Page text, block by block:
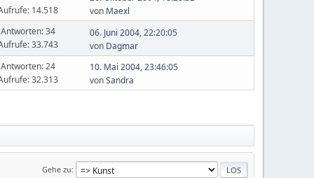
14.518
von Maexl
Antworten: 34
33.743
06. Juni 2004, 22:20:05
von Dagmar
Antworten: 24
32.313
10. Mai 2004, 23:46:05
vonSandra
Gehe zu